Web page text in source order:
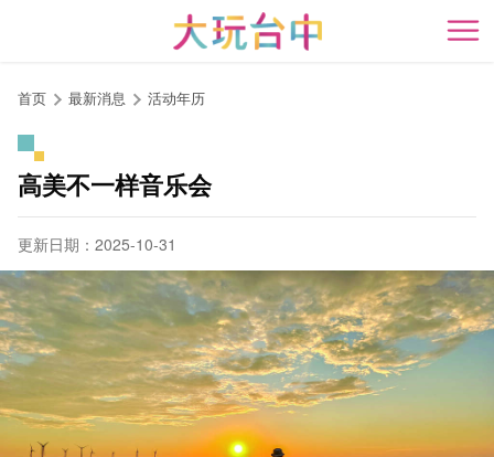
开
首页 最新消息 活动年历
高美不一样音乐会
更新日期：2025-10-31